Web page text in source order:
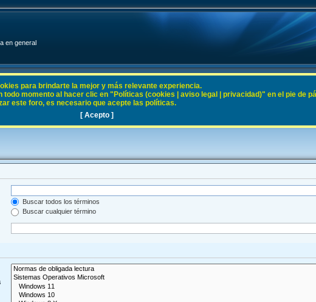
en general
Buscar todos los términos
Buscar cualquier término
para brindarte la mejor y más relevante experiencia.
momento al hacer clic en "Políticas (cookies | aviso legal | privacidad)" en el pie de
este foro, es necesario que acepte las políticas.
[ Acepto ]